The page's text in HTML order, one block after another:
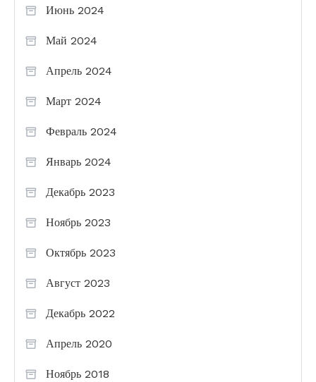
Июнь 2024
Май 2024
Апрель 2024
Март 2024
Февраль 2024
Январь 2024
Декабрь 2023
Ноябрь 2023
Октябрь 2023
Август 2023
Декабрь 2022
Апрель 2020
Ноябрь 2018